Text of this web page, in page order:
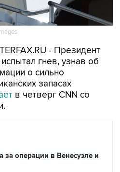
- Президент
гнев, узнав об
о сильно
запасах
в четверг CNN со
за операции в Венесуэле и